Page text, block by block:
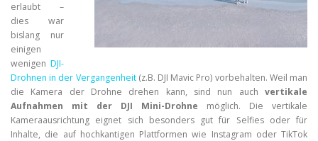
erlaubt –
dies war
bislang nur
einigen
wenigenDJI-
Drohnen in der Vergangenheit(z.B. DJI Mavic Pro) vorbehalten. Weil man
die Kamera der Drohne drehen kann, sind nun auch vertikale
Aufnahmen mit der DJI Mini-Drohne möglich. Die vertikale
Kameraausrichtung eignet sich besonders gut für Selfies oder für
Inhalte, die auf hochkantigen Plattformen wie Instagram oder TikTok